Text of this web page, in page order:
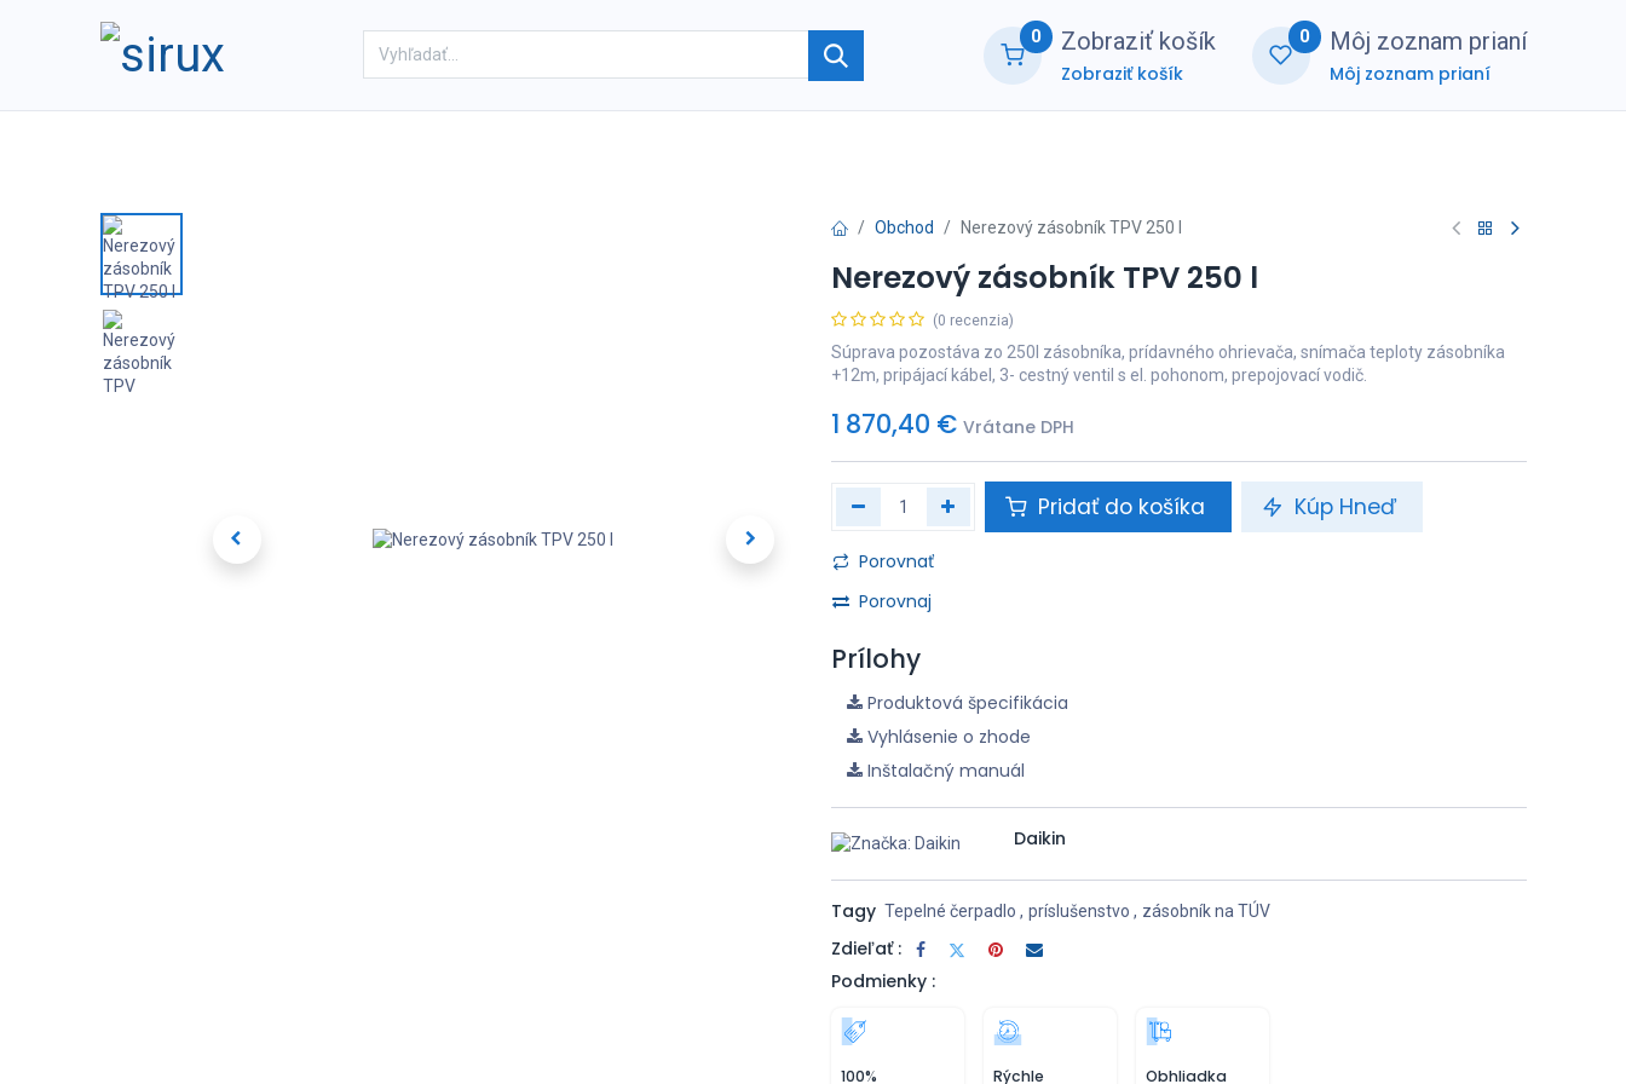
0 Zobraziť košík
Zobraziť košík
0 Môj zoznam prianí
Môj zoznam prianí
Obchod Nerezový zásobník TPV 250 l
Nerezový zásobník TPV 250 l
(0 recenzia)
Súprava pozostáva zo 250l zásobníka, prídavného ohrievača, snímača teploty zásobníka
+12m, pripájací kábel, 3- cestný ventil s el. pohonom, prepojovací vodič.
1 870,40 € Vrátane DPH
Pridať do košíka Kúp Hneď
Porovnať
Porovnaj
Prílohy
Produktová špecifikácia
Vyhlásenie o zhode
Inštalačný manuál
Daikin
Tagy Tepelné čerpadlo , príslušenstvo , zásobník na TÚV
Zdieľať :
Podmienky :
100% Rýchle Obhliadka